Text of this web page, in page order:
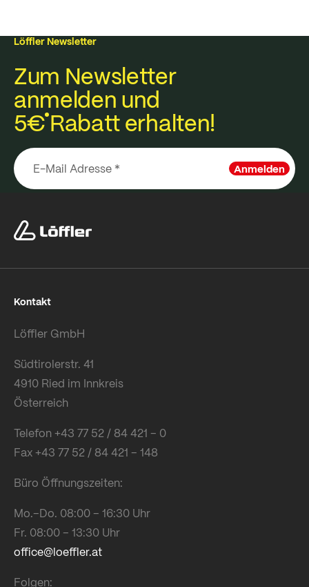
Löffler Newsletter
Zum Newsletter
anmelden und
5€Rabatt erhalten!
Anmelden
Kontakt
Löffler GmbH
Südtirolerstr. 41
4910 Ried im Innkreis
Österreich
Telefon +43 77 52 / 84 421 – 0
Fax +43 77 52 / 84 421 – 148
Büro Öffnungszeiten:
Mo.–Do. 08:00 – 16:30 Uhr
Fr. 08:00 – 13:30 Uhr
office@loeffler.at
Folgen: